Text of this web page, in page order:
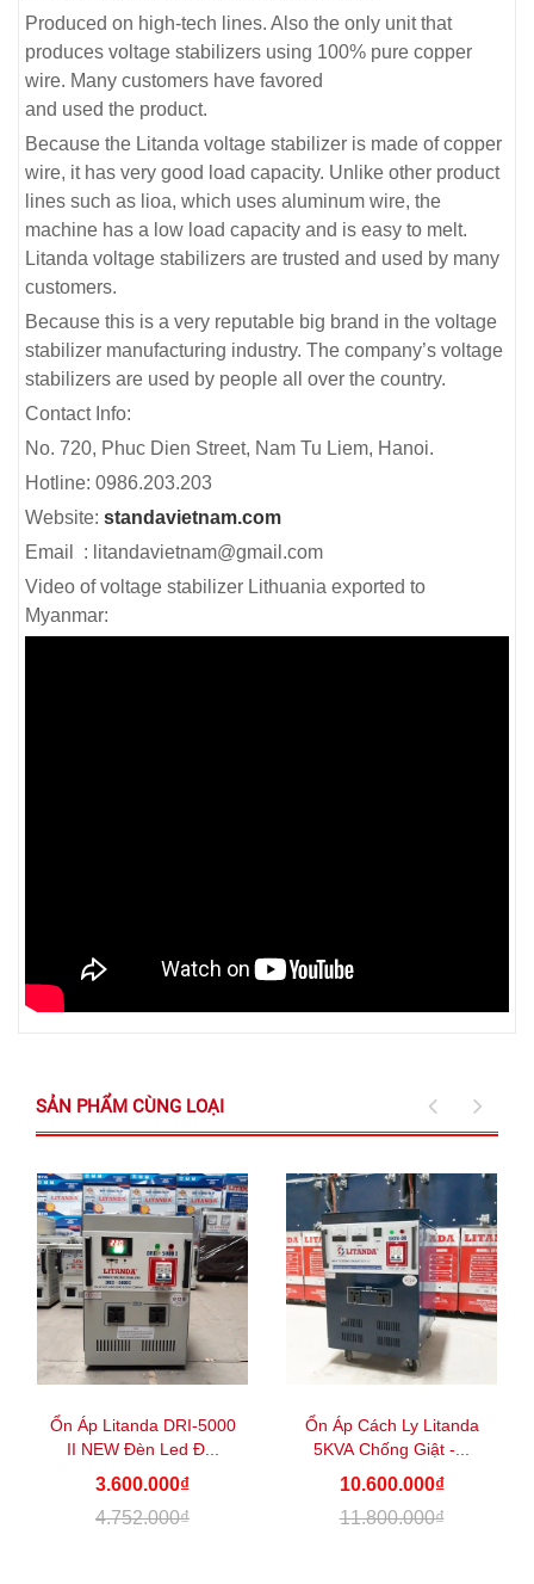
Produced on high-tech lines. Also the only unit that
produces voltage stabilizers using 100% pure copper
wire. Many customers have favored
and used the product.
Because the Litanda voltage stabilizer is made of copper
wire, it has very good load capacity. Unlike other product
lines such as lioa, which uses aluminum wire, the
machine has a low load capacity and is easy to melt.
Litanda voltage stabilizers are trusted and used by many
customers.
Because this is a very reputable big brand in the voltage
stabilizer manufacturing industry. The company’s voltage
stabilizers are used by people all over the country.
Contact Info:
No. 720, Phuc Dien Street, Nam Tu Liem, Hanoi.
Hotline: 0986.203.203
Website: standavietnam.com
Email : litandavietnam@gmail.com
Video of voltage stabilizer Lithuania exported to
Myanmar:
SẢN PHẨM CÙNG LOẠI
Ổn Áp Litanda DRI-5000
II NEW Đèn Led Đ...
3.600.000₫
4.752.000₫
Ổn Áp Cách Ly Litanda
5KVA Chống Giật -...
10.600.000₫
11.800.000₫